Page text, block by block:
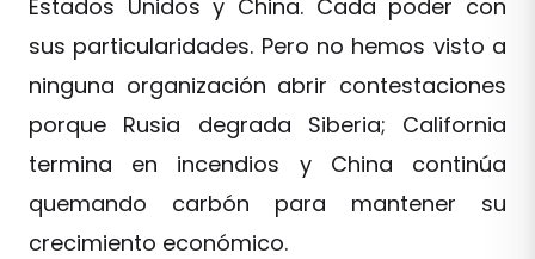
Estados Unidos y China. Cada poder con
sus particularidades. Pero no hemos visto a
ninguna organización abrir contestaciones
porque Rusia degrada Siberia; California
termina en incendios y China continúa
quemando carbón para mantener su
crecimiento económico.